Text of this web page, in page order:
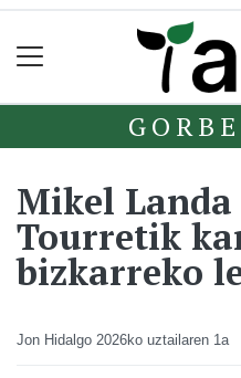
Mikel
Tourretik
bizkarreko
Jon Hidalgo 2026ko uztailaren 1a